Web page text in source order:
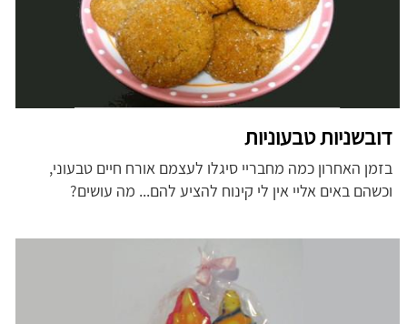
דובשניות טבעוניות
בזמן האחרון כמה מחבריי סיגלו לעצמם אורח חיים טבעוני,
וכשהם באים אליי אין לי קינוח להציע להם... מה עושים?